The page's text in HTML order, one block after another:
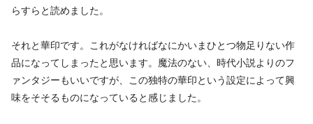
らすらと読めました。
それと華印です。これがなければなにかいまひとつ物足りない作
品になってしまったと思います。魔法のない、時代小説よりのフ
ァンタジーもいいですが、この独特の華印という設定によって興
味をそそるものになっていると感じました。